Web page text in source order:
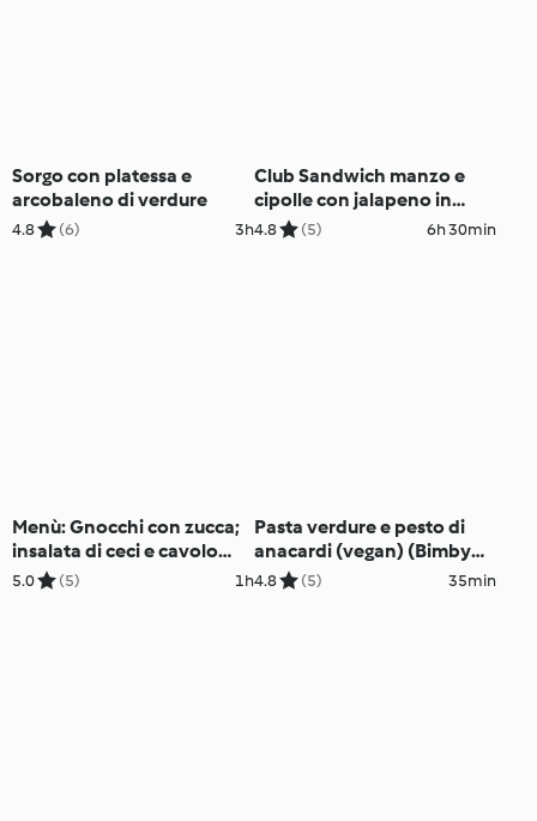
Sorgo con platessa e
arcobaleno di verdure
4.8 (6) 3h
Club Sandwich manzo e
cipolle con jalapeno in
agrodolce
4.8 (5) 6h 30min
Menù: Gnocchi con zucca;
insalata di ceci e cavolo
nero; plumcake ai frutti
5.0 (5) 1h
Pasta verdure e pesto di
anacardi (vegan) (Bimby
Friend)
4.8 (5) 35min